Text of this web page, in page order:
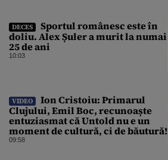
DECES
Sportul românesc este în
doliu. Alex Șuler a murit la numai
25 de ani
10:03
VIDEO
Ion Cristoiu: Primarul
Clujului, Emil Boc, recunoaște
entuziasmat că Untold nu e un
moment de cultură, ci de băutură!
09:58